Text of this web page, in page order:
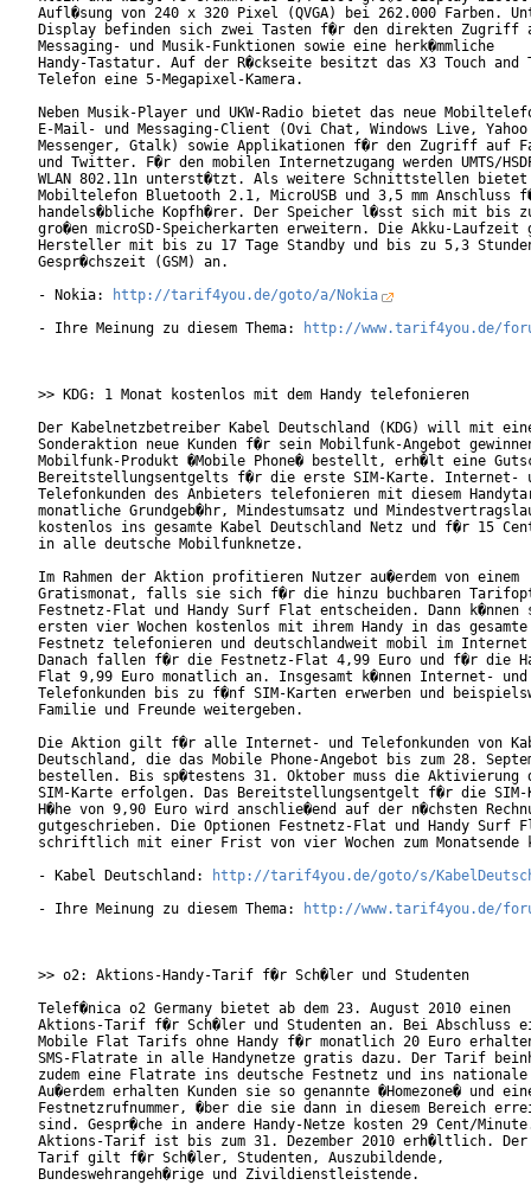
Aufl�sung von 240 x 320 Pixel (QVGA) bei 262.000 Farben.
Display befinden sich zwei Tasten f�r den direkten Zugriff
Messaging- und Musik-Funktionen sowie eine herk�mmliche
Handy-Tastatur. Auf der R�ckseite besitzt das X3 Touch and
Telefon eine 5-Megapixel-Kamera.
Neben Musik-Player und UKW-Radio bietet das neue
E-Mail- und Messaging-Client (Ovi Chat, Windows Live, Yahoo
Messenger, Gtalk) sowie Applikationen f�r den Zugriff auf
und Twitter. F�r den mobilen Internetzugang werden UMTS/
WLAN 802.11n unterst�tzt. Als weitere Schnittstellen bietet
Mobiltelefon Bluetooth 2.1, MicroUSB und 3,5 mm Anschluss
handels�bliche Kopfh�rer. Der Speicher l�sst sich mit bis
gro�en microSD-Speicherkarten erweitern. Die Akku-
Hersteller mit bis zu 17 Tage Standby und bis zu 5,3
Gespr�chszeit (GSM) an.
- Nokia:
http://tarif4you.de/goto/a/Nokia
- Ihre Meinung zu diesem Thema:
http://www.tarif4you.de/
>> KDG: 1 Monat kostenlos mit dem Handy telefonieren
Der Kabelnetzbetreiber Kabel Deutschland (KDG) will mit
Sonderaktion neue Kunden f�r sein Mobilfunk-Angebot
Mobilfunk-Produkt �Mobile Phone� bestellt, erh�lt eine
Bereitstellungsentgelts f�r die erste SIM-Karte. Internet-
Telefonkunden des Anbieters telefonieren mit diesem
monatliche Grundgeb�hr, Mindestumsatz und
kostenlos ins gesamte Kabel Deutschland Netz und f�r 15
in alle deutsche Mobilfunknetze.
Im Rahmen der Aktion profitieren Nutzer au�erdem von einem
Gratismonat, falls sie sich f�r die hinzu buchbaren
Festnetz-Flat und Handy Surf Flat entscheiden. Dann
ersten vier Wochen kostenlos mit ihrem Handy in das gesamte
Festnetz telefonieren und deutschlandweit mobil im
Danach fallen f�r die Festnetz-Flat 4,99 Euro und f�r die
Flat 9,99 Euro monatlich an. Insgesamt k�nnen Internet- und
Telefonkunden bis zu f�nf SIM-Karten erwerben und
Familie und Freunde weitergeben.
Die Aktion gilt f�r alle Internet- und Telefonkunden von
Deutschland, die das Mobile Phone-Angebot bis zum 28.
bestellen. Bis sp�testens 31. Oktober muss die Aktivierung
SIM-Karte erfolgen. Das Bereitstellungsentgelt f�r die
H�he von 9,90 Euro wird anschlie�end auf der n�chsten
gutgeschrieben. Die Optionen Festnetz-Flat und Handy Surf
schriftlich mit einer Frist von vier Wochen zum Monatsende
- Kabel Deutschland:
http://tarif4you.de/goto/s/
- Ihre Meinung zu diesem Thema:
http://www.tarif4you.de/
>> o2: Aktions-Handy-Tarif f�r Sch�ler und Studenten
Telef�nica o2 Germany bietet ab dem 23. August 2010 einen
Aktions-Tarif f�r Sch�ler und Studenten an. Bei Abschluss
Mobile Flat Tarifs ohne Handy f�r monatlich 20 Euro
SMS-Flatrate in alle Handynetze gratis dazu. Der Tarif
zudem eine Flatrate ins deutsche Festnetz und ins
Au�erdem erhalten Kunden sie so genannte �Homezone� und
Festnetzrufnummer, �ber die sie dann in diesem Bereich
sind. Gespr�che in andere Handy-Netze kosten 29 Cent/
Aktions-Tarif ist bis zum 31. Dezember 2010 erh�ltlich.
Tarif gilt f�r Sch�ler, Studenten, Auszubildende,
Bundeswehrangeh�rige und Zivildienstleistende.